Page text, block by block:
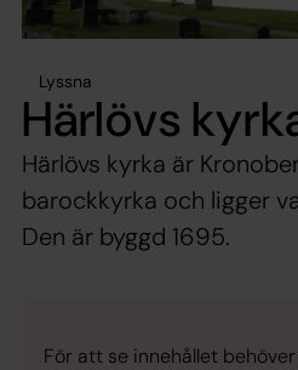
Lyssna
Härlövs
Härlövs kyrka är
barockkyrka och ligger
Den är byggd 1695.
För att se innehållet